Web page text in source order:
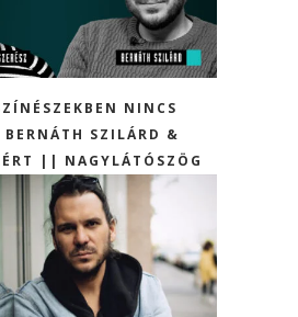
NINCS
SZILÁRD &
|| NAGYLÁTÓSZÖG